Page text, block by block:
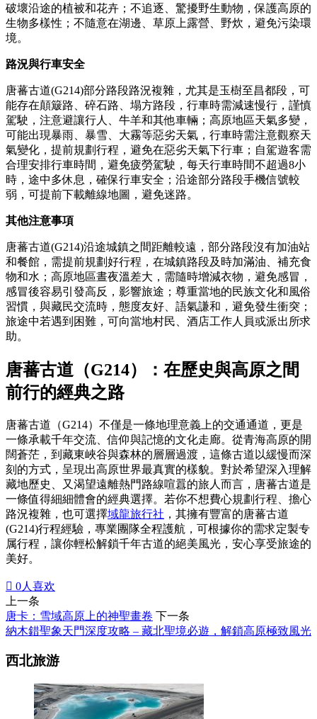
破壞沿途的植被和花卉；不追逐、驚擾野生動物，保護高原的
生物多樣性；不隨意在湖邊、草原上露營、野炊，避免污染環
境。
路況與行車安全
唐蕃古道(G214)部分路段路況複雜，尤其是玉樹至昌都段，可
能存在顛簸路、碎石路、塌方路段，行車時需減速慢行，謹慎
駕駛，注意避讓行人、牛羊和其他車輛；高原地區天氣多變，
可能出現暴雨、暴雪、大霧等惡劣天氣，行車時需注意觀察天
氣變化，提前規劃行程，避免在惡劣天氣下行車；自駕遊客需
合理安排行車時間，避免疲勞駕駛，每天行車時間不超過8小
時，途中多休息，確保行車安全；沿途部分路段手機信號較
弱，可提前下載離線地圖，避免迷路。
其他注意事項
唐蕃古道(G214)沿途城鎮之間距離較遠，部分路段沒有加油站
和餐館，需提前規劃好行程，在城鎮路段及時加滿油、補充食
物和水；高原地區晝夜溫差大，需隨時增減衣物，避免感冒，
感冒後容易引發高反，影響旅途；尊重當地的民族文化和風俗
習慣，與藏民交流時，態度友好、語氣謙和，避免發生衝突；
旅途中若遇到困難，可向當地村民、酒店工作人員或派出所求
助。
唐蕃古道（G214）：在歷史與高原之間
前行的經典之路
唐蕃古道（G214）不僅是一條地理意義上的交通通道，更是
一條承載千年交流、信仰與記憶的文化走廊。從青海高原的開
闊蒼茫，到藏東峽谷與森林的層層過渡，這條古道以緩慢而深
刻的方式，呈現出高原世界最真實的樣貌。對於希望深入理解
藏地歷史、又渴望遠離熱門路線喧囂的旅人而言，唐蕃古道是
一條值得細細體會的經典選擇。若你不想費心規劃行程、擔心
路況複雜，也可選擇域龍旅行社 ，其擁有豐富的唐蕃古道
(G214)行程經驗，專業團隊全程護航，可根據你的需求定製专
属行程，讓你輕松解鎖千年古道的絕美風光，安心享受旅途的
美好。
 0人喜欢
上一条
唐卡：雪域高原上的神聖畫卷 下一条
納木錯聖象天門深度攻略 – 藏北聖境必遊，解鎖高原極致風光
西北旅游